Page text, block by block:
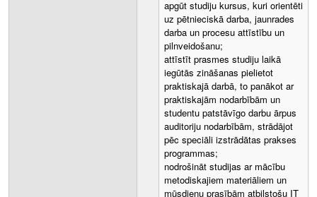
apgūt studiju kursus, kuri orientēti
uz pētnieciskā darba, jaunrades
darba un procesu attīstību un
pilnveidošanu;
attīstīt prasmes studiju laikā
iegūtās zināšanas pielietot
praktiskajā darbā, to panākot ar
praktiskajām nodarbībām un
studentu patstāvīgo darbu ārpus
auditoriju nodarbībām, strādājot
pēc speciāli izstrādātas prakses
programmas;
nodrošināt studijas ar mācību
metodiskajiem materiāliem un
mūsdienu prasībām atbilstošu IT